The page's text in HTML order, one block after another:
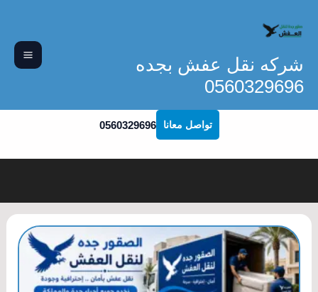
شركه نقل عفش بجده
0560329696
تواصل معانا 0560329696